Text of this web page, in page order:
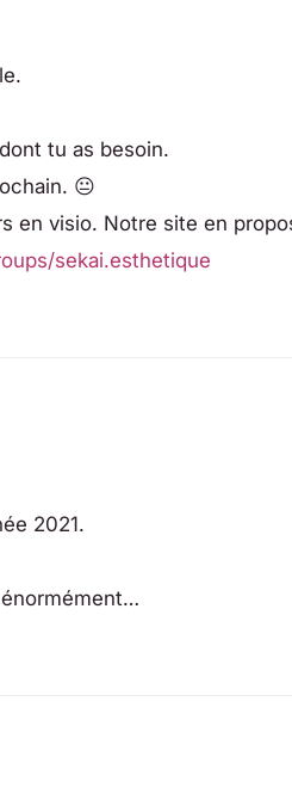
tu as besoin.
😐
en visio. Notre site en
sekai.esthetique
2021.
énormément…